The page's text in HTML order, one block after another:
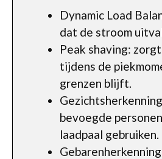
Dynamic Load
dat de stroom
Peak shaving:
tijdens de
grenzen blijft.
bevoegde
laadpaal gebruiken.